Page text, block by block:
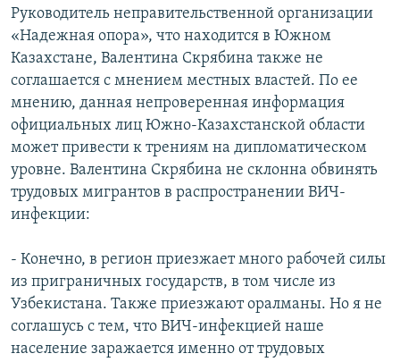
Руководитель неправительственной организации
«Надежная опора», что находится в Южном
Казахстане, Валентина Скрябина также не
соглашается с мнением местных властей. По ее
мнению, данная непроверенная информация
официальных лиц Южно-Казахстанской области
может привести к трениям на дипломатическом
уровне. Валентина Скрябина не склонна обвинять
трудовых мигрантов в распространении ВИЧ-
инфекции:
- Конечно, в регион приезжает много рабочей силы
из приграничных государств, в том числе из
Узбекистана. Также приезжают оралманы. Но я не
соглашусь с тем, что ВИЧ-инфекцией наше
население заражается именно от трудовых